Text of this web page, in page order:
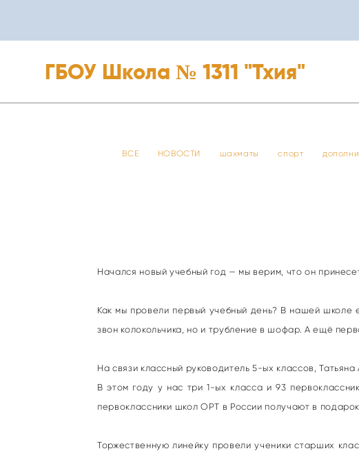
ГБОУ Школа № 1311 "Тхия"
ВСЕ НОВОСТИ шахматы спорт
Начался новый учебный год — мы верим, что он
Как мы провели первый учебный день? В нашей школе
звон колокольчика, но и трубление в шофар. А ещё
На связи классный руководитель 5-ых классов,
В этом году у нас три 1-ых класса и 93
первоклассники школ ОРТ в России получают в
Торжественную линейку провели ученики старших